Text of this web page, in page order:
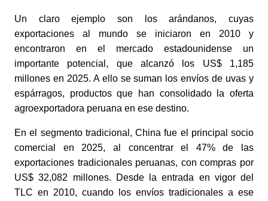
Un claro ejemplo son los arándanos, cuyas
exportaciones al mundo se iniciaron en 2010 y
encontraron en el mercado estadounidense un
importante potencial, que alcanzó los US$ 1,185
millones en 2025. A ello se suman los envíos de uvas y
espárragos, productos que han consolidado la oferta
agroexportadora peruana en ese destino.
En el segmento tradicional, China fue el principal socio
comercial en 2025, al concentrar el 47% de las
exportaciones tradicionales peruanas, con compras por
US$ 32,082 millones. Desde la entrada en vigor del
TLC en 2010, cuando los envíos tradicionales a ese